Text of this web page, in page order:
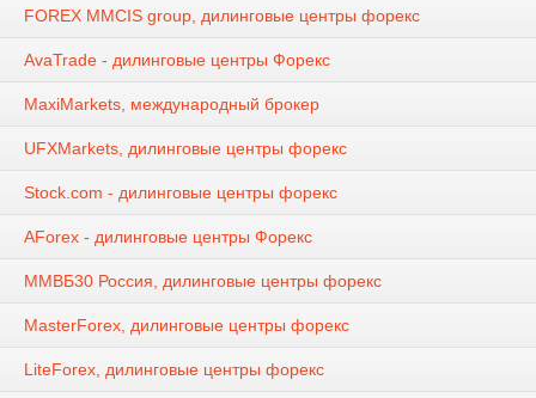
FOREX MMCIS group, дилинговые центры форекс
AvaTrade - дилинговые центры Форекс
MaxiMarkets, международный брокер
UFXMarkets, дилинговые центры форекс
Stock.com - дилинговые центры форекс
AForex - дилинговые центры Форекс
ММВБ30 Россия, дилинговые центры форекс
MasterForex, дилинговые центры форекс
LiteForex, дилинговые центры форекс